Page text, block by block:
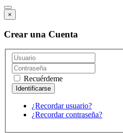
×
Crear una Cuenta
Recuérdeme
¿Recordar usuario?
¿Recordar contraseña?